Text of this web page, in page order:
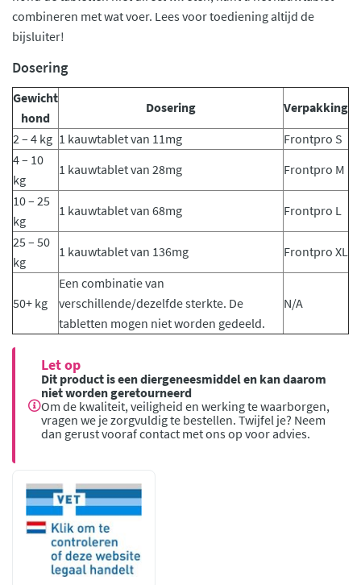
combineren met wat voer. Lees voor toediening altijd de
bijsluiter!
Dosering
Gewicht
hond
Dosering
Verpakking
2 – 4 kg 1 kauwtablet van 11mg
Frontpro S
4 – 10
kg
1 kauwtablet van 28mg
Frontpro M
10 – 25
kg
1 kauwtablet van 68mg
Frontpro L
25 – 50
kg
1 kauwtablet van 136mg Frontpro XL
50+ kg
Een combinatie van
verschillende/dezelfde sterkte. De
tabletten mogen niet worden gedeeld.
N/A
Let op
Dit product is een diergeneesmiddel en kan daarom
niet worden geretourneerd
Om de kwaliteit, veiligheid en werking te waarborgen,
vragen we je zorgvuldig te bestellen. Twijfel je? Neem
dan gerust vooraf contact met ons op voor advies.